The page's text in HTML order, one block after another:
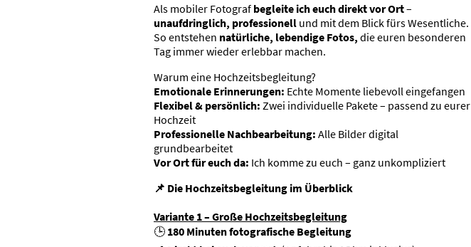
Als mobiler Fotograf begleite ich euch direkt vor Ort–
unaufdringlich, professionell und mit dem Blick fürs Wesentliche.
So entstehen natürliche, lebendige Fotos, die euren besonderen
Tag immer wieder erlebbar machen.
Warum eine Hochzeitsbegleitung?
Emotionale Erinnerungen: Echte Momente liebevoll eingefangen
Flexibel & persönlich: Zwei individuelle Pakete – passend zu eurer
Hochzeit
Professionelle Nachbearbeitung: Alle Bilder digital
grundbearbeitet
Vor Ort für euch da: Ich komme zu euch – ganz unkompliziert
📌 Die Hochzeitsbegleitung im Überblick
Variante 1 – Große Hochzeitsbegleitung
🕒 180 Minuten fotografische Begleitung